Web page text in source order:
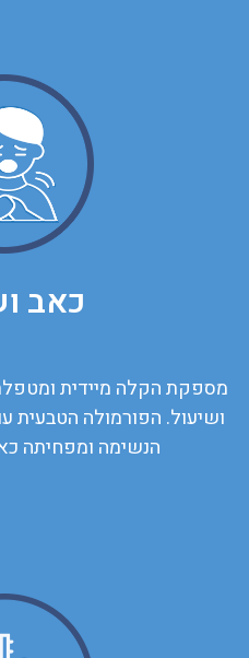
כאב
מספקת הקלה מיידית
ושיעול. הפורמולה הטבעית
הנשימה ומפחיתה